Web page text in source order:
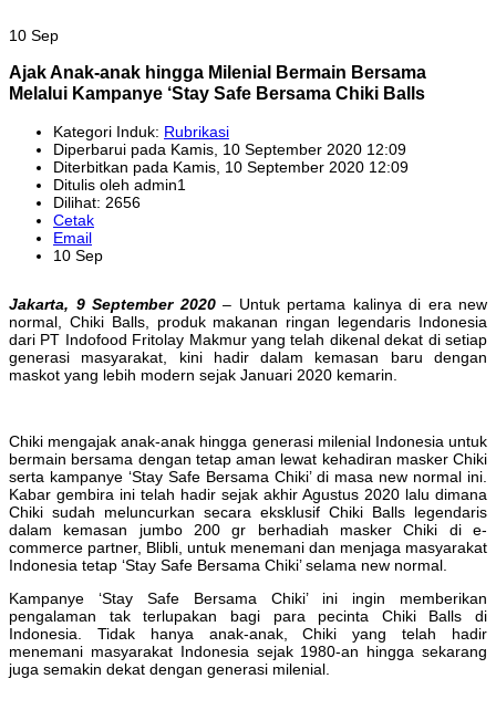
10 Sep
Ajak Anak-anak hingga Milenial Bermain Bersama
Melalui Kampanye ‘Stay Safe Bersama Chiki Balls
Kategori Induk: Rubrikasi
Diperbarui pada Kamis, 10 September 2020 12:09
Diterbitkan pada Kamis, 10 September 2020 12:09
Ditulis oleh admin1
Dilihat: 2656
Cetak
Email
10 Sep
Jakarta, 9 September 2020– Untuk pertama kalinya di era new
normal, Chiki Balls, produk makanan ringan legendaris Indonesia
dari PT Indofood Fritolay Makmur yang telah dikenal dekat di setiap
generasi masyarakat, kini hadir dalam kemasan baru dengan
maskot yang lebih modern sejak Januari 2020 kemarin.
Chiki mengajak anak-anak hingga generasi milenial Indonesia untuk
bermain bersama dengan tetap aman lewat kehadiran masker Chiki
serta kampanye ‘Stay Safe Bersama Chiki’ di masa new normal ini.
Kabar gembira ini telah hadir sejak akhir Agustus 2020 lalu dimana
Chiki sudah meluncurkan secara eksklusif Chiki Balls legendaris
dalam kemasan jumbo 200 gr berhadiah masker Chiki di e-
commerce partner, Blibli, untuk menemani dan menjaga masyarakat
Indonesia tetap ‘Stay Safe Bersama Chiki’ selama new normal.
Kampanye ‘Stay Safe Bersama Chiki’ ini ingin memberikan
pengalaman tak terlupakan bagi para pecinta Chiki Balls di
Indonesia. Tidak hanya anak-anak, Chiki yang telah hadir
menemani masyarakat Indonesia sejak 1980-an hingga sekarang
juga semakin dekat dengan generasi milenial.